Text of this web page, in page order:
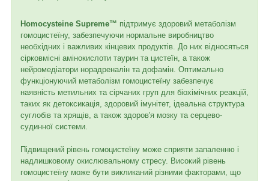
Homocysteine ​​Supreme™ підтримує здоровий метаболізм
гомоцистеїну, забезпечуючи нормальне виробництво
необхідних і важливих кінцевих продуктів. До них відносяться
сірковмісні амінокислоти таурин та цистеїн, а також
нейромедіатори норадреналін та дофамін. Оптимально
функціонуючий метаболізм гомоцистеїну забезпечує
наявність метильних та сірчаних груп для біохімічних реакцій,
таких як детоксикація, здоровий імунітет, ідеальна структура
суглобів та хрящів, а також здоров'я мозку та серцево-
судинної системи.
Підвищений рівень гомоцистеїну може сприяти запаленню і
надлишковому окислювальному стресу. Високий рівень
гомоцистеїну може бути викликаний різними факторами, що